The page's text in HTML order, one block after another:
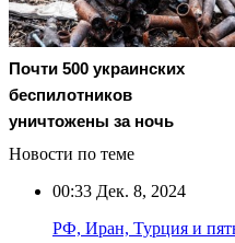
Почти 500 украинских
беспилотников
уничтожены за ночь
Новости по теме
00:33 Дек. 8, 2024
РФ, Иран, Турция и